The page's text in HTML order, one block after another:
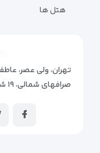
هتل ها
صرافهای شمالی، ۱۹ شمالی پ ۲۱